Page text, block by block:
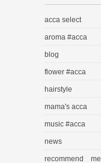
acca select
aroma #acca
blog
flower #acca
hairstyle
mama's acca
music #acca
news
recommend